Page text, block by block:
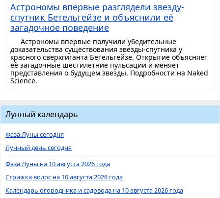
Астрономы впервые разглядели звезду-
спутник Бетельгейзе и объяснили её
загадочное поведение
Астрономы впервые получили убедительные
доказательства существования звезды-спутника у
красного сверхгиганта Бетельгейзе. Открытие объясняет
её загадочные шестилетние пульсации и меняет
представления о будущем звезды. Подробности на Naked
Science.
Лунный календарь
Фаза Луны сегодня
Лунный день сегодня
Фаза Луны на 10 августа 2026 года
Стрижка волос на 10 августа 2026 года
Календарь огородника и садовода на 10 августа 2026 года